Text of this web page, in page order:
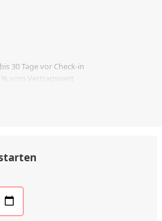
bis 30 Tage vor Check-in
% vom Vertragswert